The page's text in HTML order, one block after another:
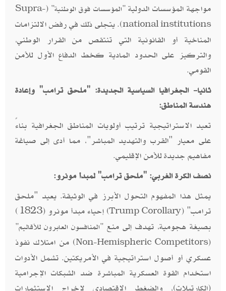
مواجهة المؤسسات الدولية "المؤسسات فوق الوطنية" (
Supra-
national institutions). يتجلى ذلك في رفض الالتزامات
المناخية أو القانونية التي تنتقص من القرار الوطني،
والتركيز على الحدود المادية كخط الدفاع الأول للأمن
القومي.
ثانيا- الجغرافيا السياسية الجديدة: "ملحق ترامب" وإعادة
هندسة المناطق:
تعيد الاستراتيجية ترتيب أولويات المناطق الجغرافية بناءً
على معيار "القرب والتهديد المباشر"، مما أدى إلى صياغة
مفاهيم جديدة للأمن الإقليمي.
نصف الكرة الغربي: "ملحق ترامب" لمبدأ مونرو:
يمثل هذا المفهوم التحول الأبرز في الوثيقة. يعيد "ملحق
ترامب" (Trump Corollary
) إحياء مبدأ مونرو (1823)
بصيغة هجومية، تهدف إلى منع "المنافسون العابرون للأقاليم"
(
Non-Hemispheric Competitors) من امتلاك نفوذ
عسكري أو أصول استراتيجية في الأمريكتين. تشمل الأدوات
استخدام القوة العسكرية المباشرة ضد الشبكات الإجرامية
(الكارتيلات)، والضغط الاقتصادي لإخراج الاستثمارات